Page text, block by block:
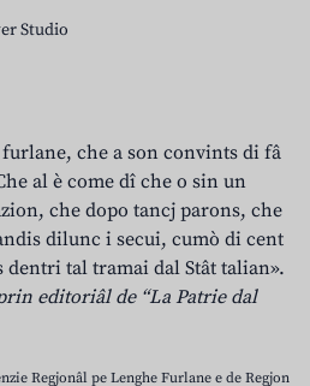
Studio
che a son convints di fâ
al è come dî che o sin un
che dopo tancj parons, che
dilunc i secui, cumò di cent
dentri tal tramai dal Stât talian».
editoriâl de “La Patrie dal
Regjonâl pe Lenghe Furlane e de Regjon